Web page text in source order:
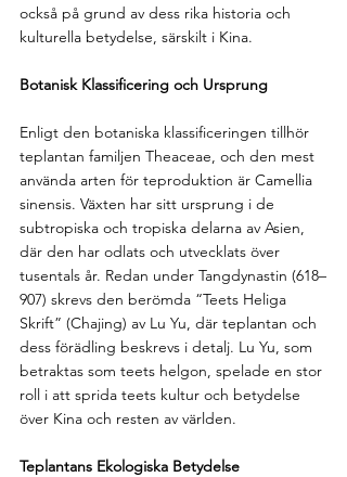
också på grund av dess rika historia och
kulturella betydelse, särskilt i Kina.
Botanisk Klassificering och Ursprung
Enligt den botaniska klassificeringen tillhör
teplantan familjen Theaceae, och den mest
använda arten för teproduktion är Camellia
sinensis. Växten har sitt ursprung i de
subtropiska och tropiska delarna av Asien,
där den har odlats och utvecklats över
tusentals år. Redan under Tangdynastin (618–
907) skrevs den berömda “Teets Heliga
Skrift” (Chajing) av Lu Yu, där teplantan och
dess förädling beskrevs i detalj. Lu Yu, som
betraktas som teets helgon, spelade en stor
roll i att sprida teets kultur och betydelse
över Kina och resten av världen.
Teplantans Ekologiska Betydelse